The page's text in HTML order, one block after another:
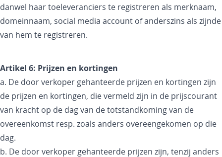
danwel haar toeleveranciers te registreren als merknaam,
domeinnaam, social media account of anderszins als zijnde
van hem te registreren.
Artikel 6: Prijzen en kortingen
a. De door verkoper gehanteerde prijzen en kortingen zijn
de prijzen en kortingen, die vermeld zijn in de prijscourant
van kracht op de dag van de totstandkoming van de
overeenkomst resp. zoals anders overeengekomen op die
dag.
b. De door verkoper gehanteerde prijzen zijn, tenzij anders